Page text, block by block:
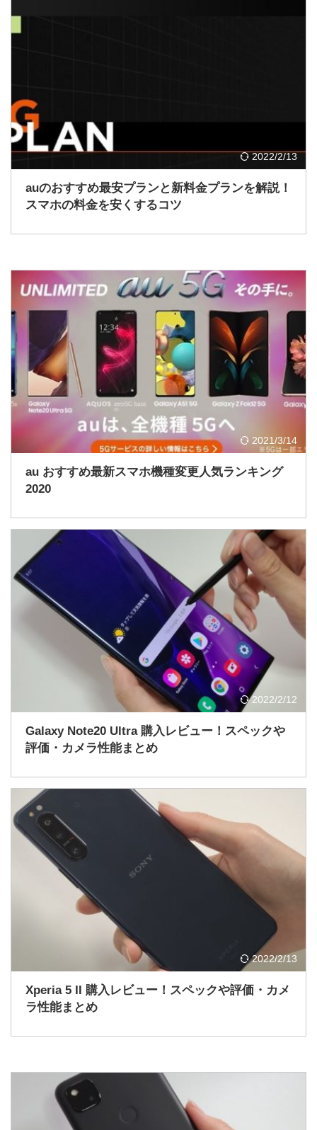
2022/2/13
auのおすすめ最安プランと新料金プランを解説！
スマホの料金を安くするコツ
2021/3/14
au おすすめ最新スマホ機種変更人気ランキング
2020
2022/2/12
Galaxy Note20 Ultra 購入レビュー！スペックや
評価・カメラ性能まとめ
2022/2/13
Xperia 5 II 購入レビュー！スペックや評価・カメ
ラ性能まとめ